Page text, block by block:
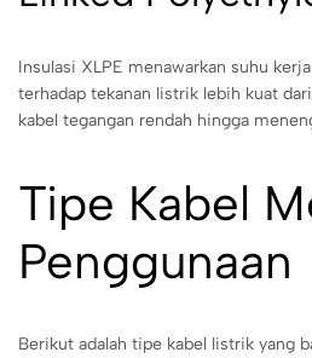
Insulasi XLPE menawarkan suhu
terhadap tekanan listrik lebih kuat
kabel tegangan rendah hingga
Tipe Kabel
Penggunaan
Berikut adalah tipe kabel listrik yang